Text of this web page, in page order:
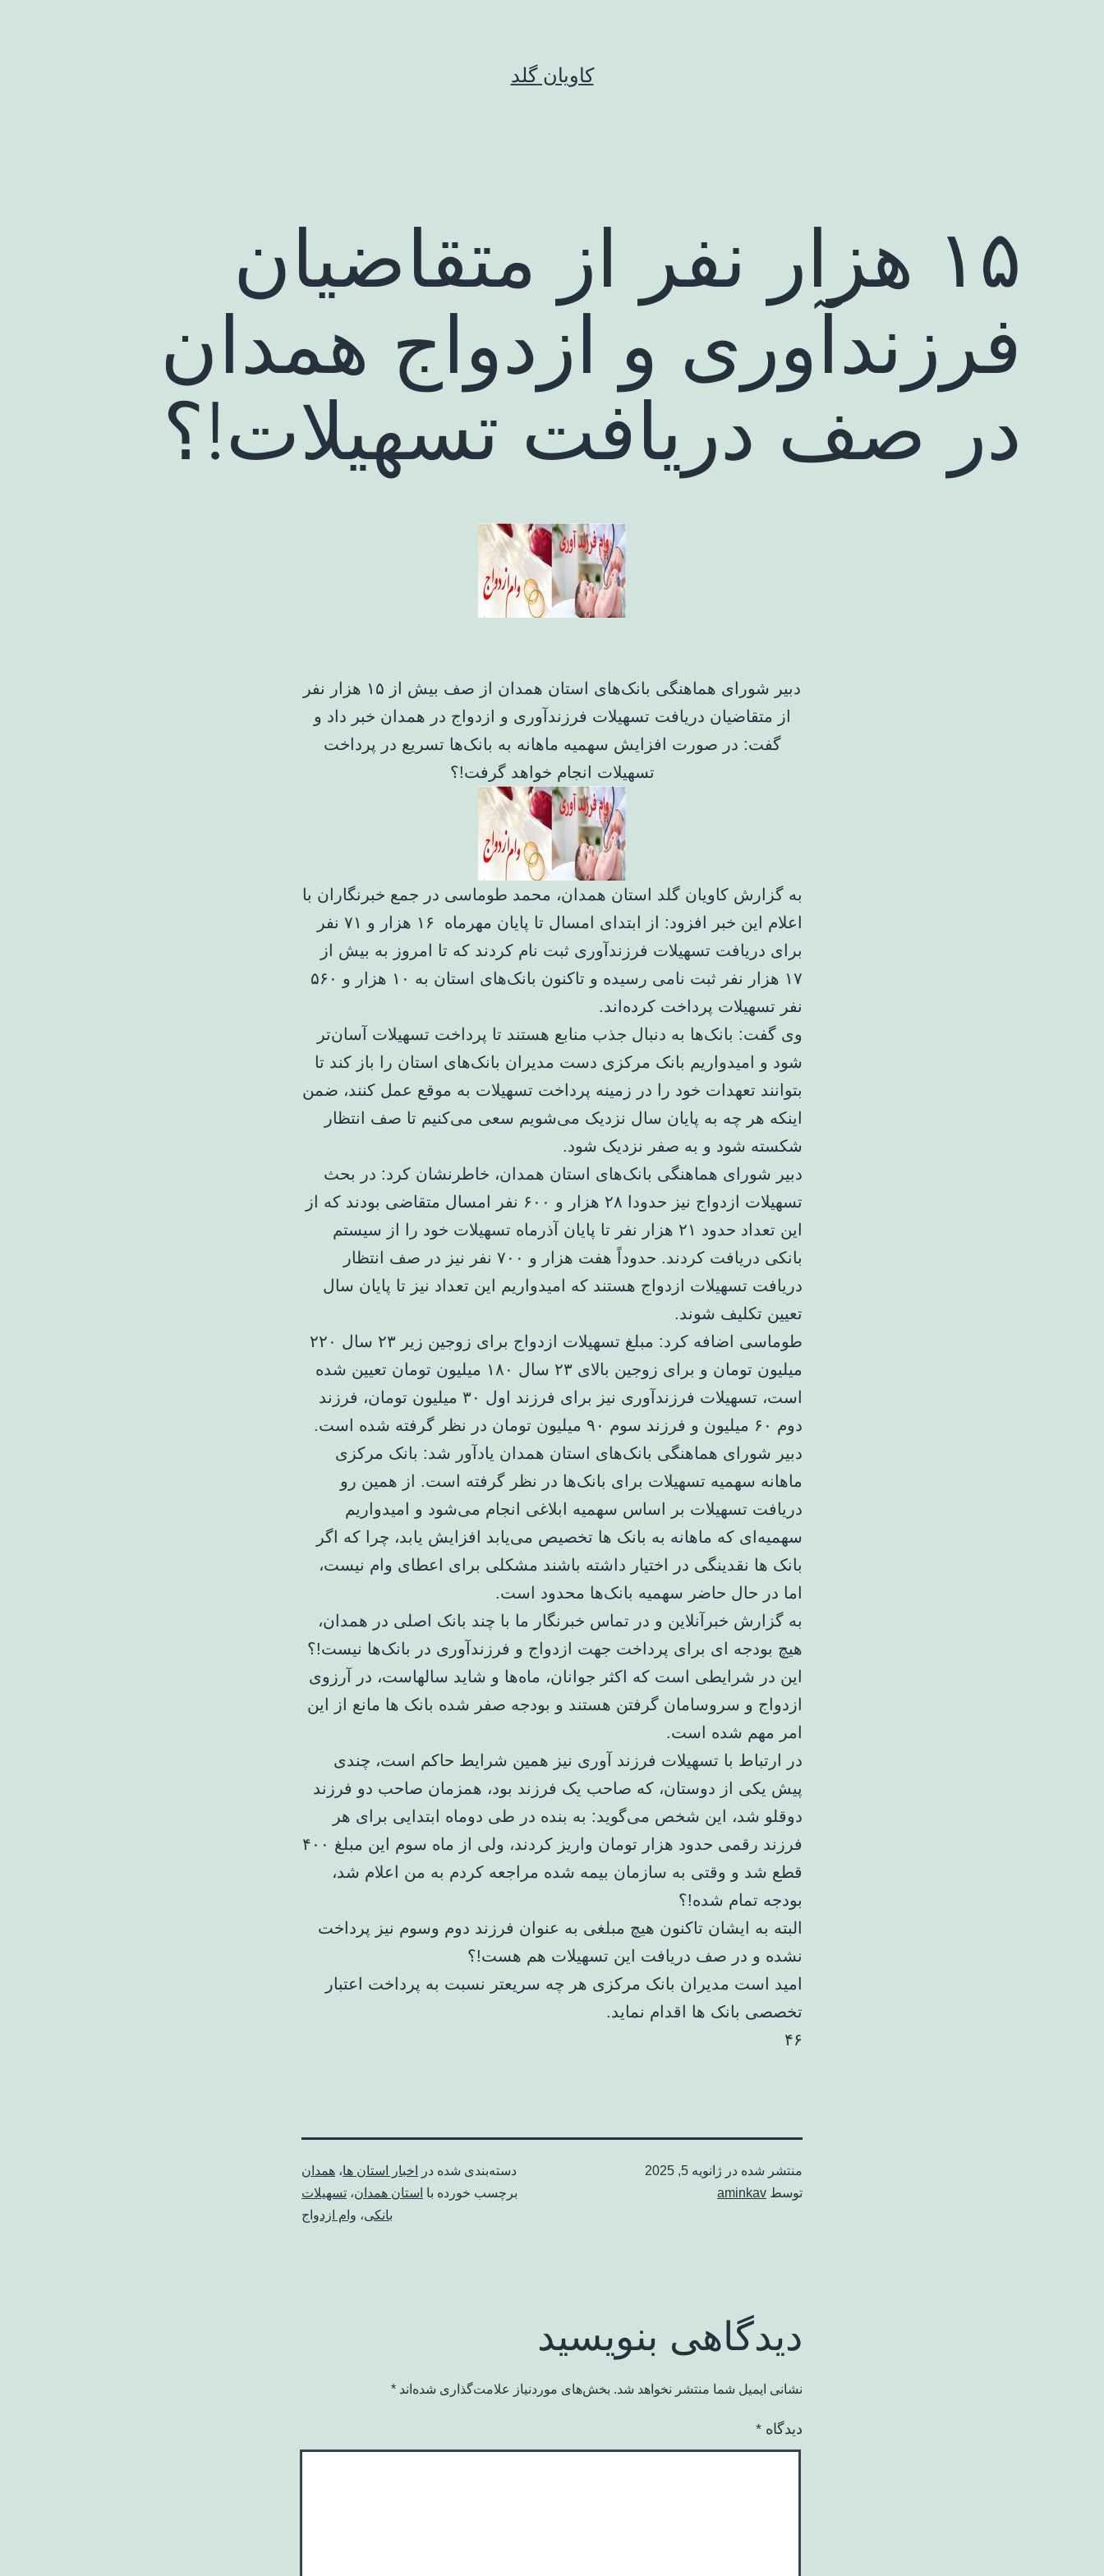
کاویان گلد
۱۵ هزار نفر از متقاضیان
فرزندآوری و ازدواج همدان
در صف دریافت تسهیلات!؟
دبیر شورای هماهنگی بانک‌های استان همدان از صف بیش از ۱۵ هزار نفر
از متقاضیان دریافت تسهیلات فرزندآوری و ازدواج در همدان خبر داد و
گفت: در صورت افزایش سهمیه ماهانه به بانک‌ها تسریع در پرداخت
تسهیلات انجام خواهد گرفت!؟
به گزارش کاویان گلد استان همدان، محمد طوماسی در جمع خبرنگاران با
اعلام این خبر افزود: از ابتدای امسال تا پایان مهرماه ۱۶ هزار و ۷۱ نفر
برای دریافت تسهیلات فرزندآوری ثبت نام کردند که تا امروز به بیش از
۱۷ هزار نفر ثبت نامی رسیده و تاکنون بانک‌های استان به ۱۰ هزار و ۵۶۰
نفر تسهیلات پرداخت کرده‌اند.
وی گفت: بانک‌ها به دنبال جذب منابع هستند تا پرداخت تسهیلات آسان‌تر
شود و امیدواریم بانک مرکزی دست مدیران بانک‌های استان را باز کند تا
بتوانند تعهدات خود را در زمینه پرداخت تسهیلات به موقع عمل کنند، ضمن
اینکه هر چه به پایان سال نزدیک می‌شویم سعی می‌کنیم تا صف انتظار
شکسته شود و به صفر نزدیک شود.
دبیر شورای هماهنگی بانک‌های استان همدان، خاطرنشان کرد: در بحث
تسهیلات ازدواج نیز حدودا ۲۸ هزار و ۶۰۰ نفر امسال متقاضی بودند که از
این تعداد حدود ۲۱ هزار نفر تا پایان آذرماه تسهیلات خود را از سیستم
بانکی دریافت کردند. حدوداً هفت هزار و ۷۰۰ نفر نیز در صف انتظار
دریافت تسهیلات ازدواج هستند که امیدواریم این تعداد نیز تا پایان سال
تعیین تکلیف شوند.
طوماسی اضافه کرد: مبلغ تسهیلات ازدواج برای زوجین زیر ۲۳ سال ۲۲۰
میلیون تومان و برای زوجین بالای ۲۳ سال ۱۸۰ میلیون تومان تعیین شده
است، تسهیلات فرزندآوری نیز برای فرزند اول ۳۰ میلیون تومان، فرزند
دوم ۶۰ میلیون و فرزند سوم ۹۰ میلیون تومان در نظر گرفته شده است.
دبیر شورای هماهنگی بانک‌های استان همدان یادآور شد: بانک مرکزی
ماهانه سهمیه تسهیلات برای بانک‌ها در نظر گرفته است. از همین رو
دریافت تسهیلات بر اساس سهمیه ابلاغی انجام می‌شود و امیدواریم
سهمیه‌ای که ماهانه به بانک ها تخصیص می‌یابد افزایش یابد، چرا که اگر
بانک ها نقدینگی در اختیار داشته باشند مشکلی برای اعطای وام نیست،
اما در حال حاضر سهمیه بانک‌ها محدود است.
به گزارش خبرآنلاین و در تماس خبرنگار ما با چند بانک اصلی در همدان،
هیچ بودجه ای برای پرداخت جهت ازدواج و فرزندآوری در بانک‌ها نیست!؟
این در شرایطی است که اکثر جوانان، ماه‌ها و شاید سالهاست، در آرزوی
ازدواج و سروسامان گرفتن هستند و بودجه صفر شده بانک ها مانع از این
امر مهم شده است.
در ارتباط با تسهیلات فرزند آوری نیز همین شرایط حاکم است، چندی
پیش یکی از دوستان، که صاحب یک فرزند بود، همزمان صاحب دو فرزند
دوقلو شد، این شخص می‌گوید: به بنده در طی دوماه ابتدایی برای هر
فرزند رقمی حدود ۴۰۰‪ هزار تومان واریز کردند، ولی از ماه سوم این مبلغ
قطع شد و وقتی به سازمان بیمه شده مراجعه کردم به من اعلام شد،
بودجه تمام شده!؟
البته به ایشان تاکنون هیچ مبلغی به عنوان فرزند دوم وسوم نیز پرداخت
نشده و در صف دریافت این تسهیلات هم هست!؟
امید است مدیران بانک مرکزی هر چه سریعتر نسبت به پرداخت اعتبار
تخصصی بانک ها اقدام نماید.
۴۶
منتشر شده در ژانویه 5, 2025
توسط aminkav
دسته‌بندی شده در اخبار استان ها، همدان
برچسب خورده با استان همدان، تسهیلات
بانکی، وام ازدواج
دیدگاهی بنویسید
نشانی ایمیل شما منتشر نخواهد شد. بخش‌های موردنیاز علامت‌گذاری شده‌اند *
دیدگاه *